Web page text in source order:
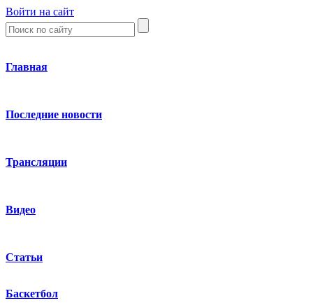
Войти на сайт
Главная
Последние новости
Трансляции
Видео
Статьи
Баскетбол